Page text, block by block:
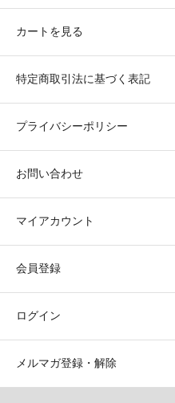
カートを見る
特定商取引法に基づく表記
プライバシーポリシー
お問い合わせ
マイアカウント
会員登録
ログイン
メルマガ登録・解除